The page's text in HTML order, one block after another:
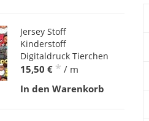
Jersey Stoff
Kinderstoff
Digitaldruck Tierchen
15,50 € * / m
In den Warenkorb